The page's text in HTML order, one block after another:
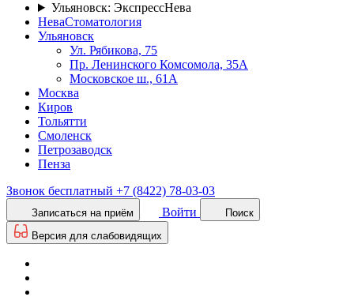
Ульяновск: ЭкспрессНева
НеваСтоматология
Ульяновск
Ул. Рябикова, 75
Пр. Ленинского Комсомола, 35А
Московское ш., 61А
Москва
Киров
Тольятти
Смоленск
Петрозаводск
Пенза
Звонок бесплатный +7 (8422) 78-03-03
Записаться на приём Войти
Поиск
Версия для слабовидящих